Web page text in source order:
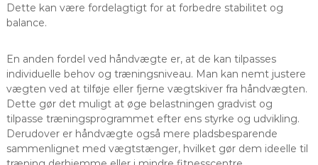
Dette kan være fordelagtigt for at forbedre stabilitet og
balance.
En anden fordel ved håndvægte er, at de kan tilpasses
individuelle behov og træningsniveau. Man kan nemt justere
vægten ved at tilføje eller fjerne vægtskiver fra håndvægten.
Dette gør det muligt at øge belastningen gradvist og
tilpasse træningsprogrammet efter ens styrke og udvikling.
Derudover er håndvægte også mere pladsbesparende
sammenlignet med vægtstænger, hvilket gør dem ideelle til